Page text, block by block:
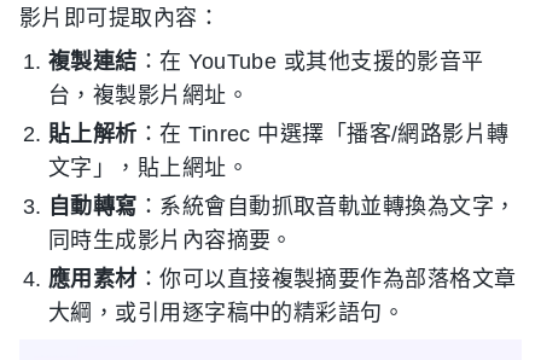
影片即可提取內容：
複製連結 ：在 YouTube 或其他支援的影音平
台，複製影片網址。
貼上解析 ：在 Tinrec 中選擇「播客/網路影片轉
文字」，貼上網址。
自動轉寫 ：系統會自動抓取音軌並轉換為文字，
同時生成影片內容摘要。
應用素材 ：你可以直接複製摘要作為部落格文章
大綱，或引用逐字稿中的精彩語句。